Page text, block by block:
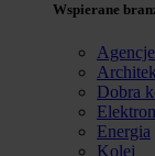
Wspierane
Dobra
Energia
Kolej